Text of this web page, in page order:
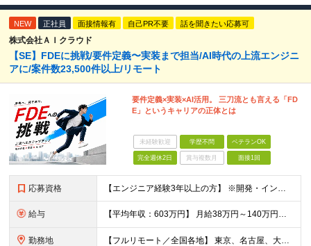
NEW 正社員 面接情報有 自己PR不要 話を聞きたい応募可
株式会社ＡＩクラウド
【SE】FDEに挑戦/要件定義〜実装まで担当/AI時代の上流エンジニ
アに/案件数23,500件以上/リモート
要件定義×実装×AI活用。 三刀流とも言える「FD
E」というキャリアの正体とは
未経験歓迎 学歴不問 ベテランOK
完全週休2日 賞与複数月 面接1回
応募資格 【エンジニア経験3年以上の方】 ※開発・インフラ・工程・言語一切不問 ※文理・学歴不問 【歓迎条件】 ◆Python実務経験がある方 ◆LLM・生成AIを使った開発経験がある方 ◆要件定義・顧客折衝
給与 【平均年収：603万円】 月給38万円～140万円＋諸手当（経験者） 【平均年収603万円】 ※案件の契約内容や昇給額などはすべて開示します。 ※経験や能力を考慮し決定します。 ※月給には固定残業
勤務地 【フルリモート／全国各地】 東京、名古屋、大阪、福岡を中心とした全国のプロジェクトにアサイン。 ※プロジェクトは完全選択制です。 ※フルリモート、ハイブリッド型、常駐案件から自由に選択可能です。 ※転